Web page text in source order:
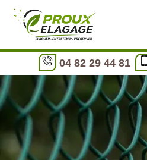
04 82 29 44 81